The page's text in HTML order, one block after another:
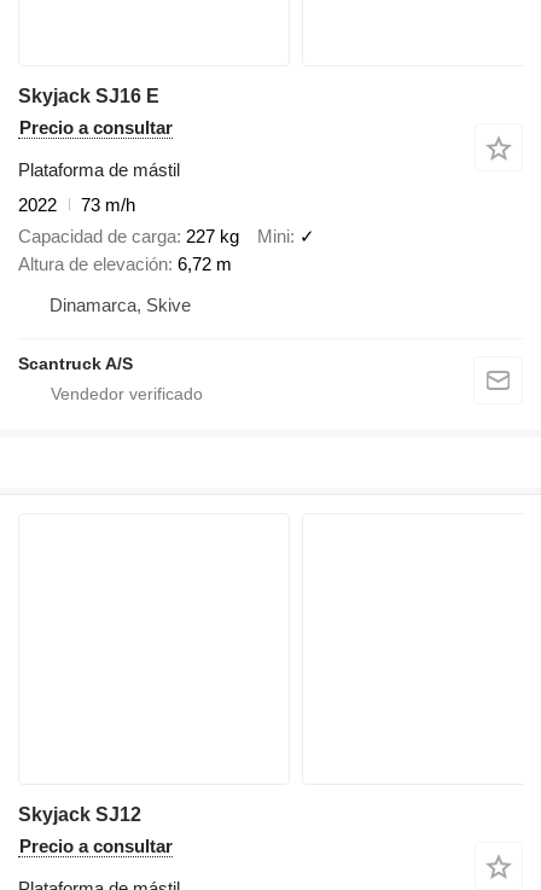
Skyjack SJ16 E
Precio a consultar
Plataforma de mástil
2022
73 m/h
Capacidad de carga 227 kg Mini ✓
Altura de elevación 6,72 m
Dinamarca, Skive
Scantruck A/S
Skyjack SJ12
Precio a consultar